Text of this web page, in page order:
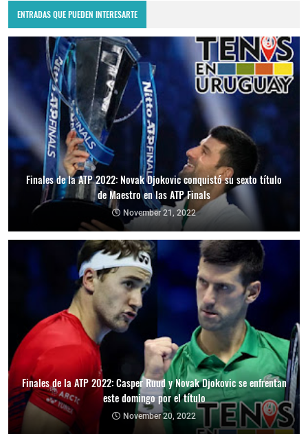
ENTRADAS QUE PUEDEN INTERESARTE
Finales de la ATP 2022: Novak Djokovic conquistó su sexto título
de Maestro en las ATP Finals
November 21, 2022
Finales de la ATP 2022: Casper Ruud y Novak Djokovic se enfrentan
este domingo por el título
November 20, 2022